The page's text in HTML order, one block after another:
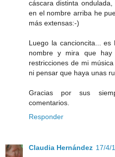
cáscara distinta
en el nombre arriba he
más extensas:-)
Luego la cancioncita...
nombre y mira que
restricciones de mi
ni pensar que haya unas
Gracias por sus
comentarios.
Responder
Claudia Hernández 17/4/